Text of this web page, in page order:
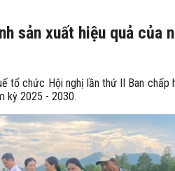
sản xuất hiệu quả của
tổ chức Hội nghị lần thứ II Ban chấp
kỳ 2025 - 2030.